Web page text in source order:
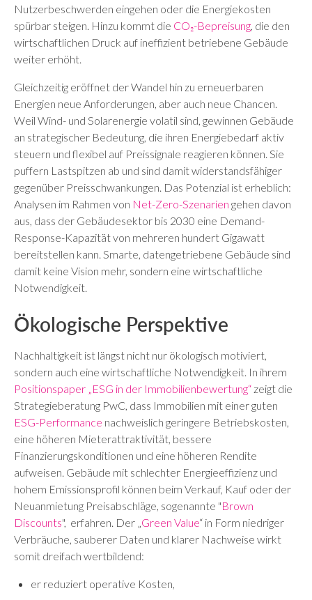
Nutzerbeschwerden eingehen oder die Energiekosten
spürbar steigen. Hinzu kommt die CO₂-Bepreisung, die den
wirtschaftlichen Druck auf ineffizient betriebene Gebäude
weiter erhöht.
Gleichzeitig eröffnet der Wandel hin zu erneuerbaren
Energien neue Anforderungen, aber auch neue Chancen.
Weil Wind- und Solarenergie volatil sind, gewinnen Gebäude
an strategischer Bedeutung, die ihren Energiebedarf aktiv
steuern und flexibel auf Preissignale reagieren können. Sie
puffern Lastspitzen ab und sind damit widerstandsfähiger
gegenüber Preisschwankungen. Das Potenzial ist erheblich:
Analysen im Rahmen von Net-Zero-Szenarien gehen davon
aus, dass der Gebäudesektor bis 2030 eine Demand-
Response-Kapazität von mehreren hundert Gigawatt
bereitstellen kann. Smarte, datengetriebene Gebäude sind
damit keine Vision mehr, sondern eine wirtschaftliche
Notwendigkeit.
Ökologische Perspektive
Nachhaltigkeit ist längst nicht nur ökologisch motiviert,
sondern auch eine wirtschaftliche Notwendigkeit. In ihrem
Positionspaper „ESG in der Immobilienbewertung“ zeigt die
Strategieberatung PwC, dass Immobilien mit einer guten
ESG-Performance nachweislich geringere Betriebskosten,
eine höheren Mieterattraktivität, bessere
Finanzierungskonditionen und eine höheren Rendite
aufweisen. Gebäude mit schlechter Energieeffizienz und
hohem Emissionsprofil können beim Verkauf, Kauf oder der
Neuanmietung Preisabschläge, sogenannte "Brown
Discounts", erfahren. Der „Green Value“ in Form niedriger
Verbräuche, sauberer Daten und klarer Nachweise wirkt
somit dreifach wertbildend:
er reduziert operative Kosten,